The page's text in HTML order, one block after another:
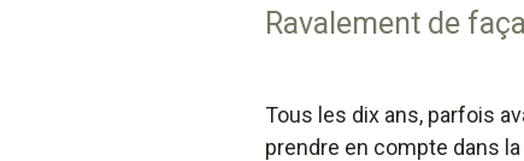
Ravalement de
Tous les dix ans, parfois
prendre en compte dans